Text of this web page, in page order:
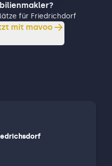
für Friedrichdorf
mit mavoo